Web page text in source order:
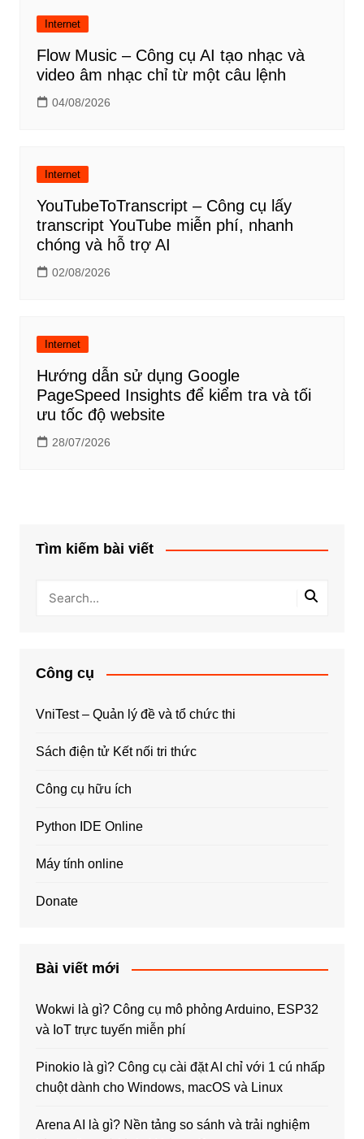
Internet
Flow Music – Công cụ AI tạo nhạc và
video âm nhạc chỉ từ một câu lệnh
04/08/2026
Internet
YouTubeToTranscript – Công cụ lấy
transcript YouTube miễn phí, nhanh
chóng và hỗ trợ AI
02/08/2026
Internet
Hướng dẫn sử dụng Google
PageSpeed Insights để kiểm tra và tối
ưu tốc độ website
28/07/2026
Tìm kiếm bài viết
Công cụ
VniTest – Quản lý đề và tổ chức thi
Sách điện tử Kết nối tri thức
Công cụ hữu ích
Python IDE Online
Máy tính online
Donate
Bài viết mới
Wokwi là gì? Công cụ mô phỏng Arduino, ESP32
và IoT trực tuyến miễn phí
Pinokio là gì? Công cụ cài đặt AI chỉ với 1 cú nhấp
chuột dành cho Windows, macOS và Linux
Arena AI là gì? Nền tảng so sánh và trải nghiệm